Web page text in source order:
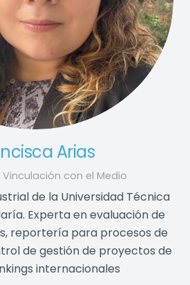
Arias
con el Medio
de la Universidad Técnica
Experta en evaluación de
reportería para procesos de
de gestión de proyectos de
internacionales